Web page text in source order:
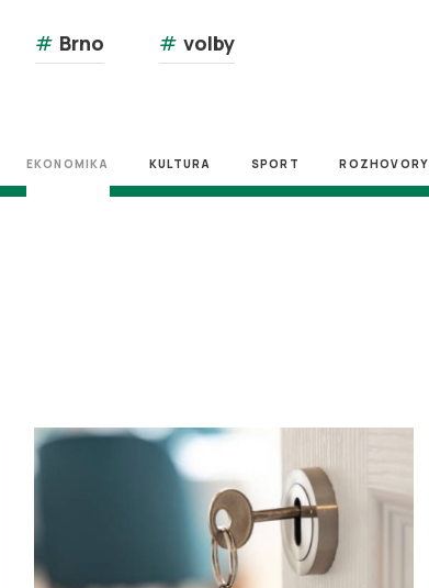
# Brno # volby
EKONOMIKA KULTURA SPORT ROZHOVORY